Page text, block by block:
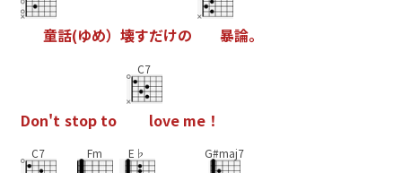
童話(ゆめ） 壊すだけの 暴論。
Don't stop to
C7
love me ！
C7 Fm E♭ G#maj7